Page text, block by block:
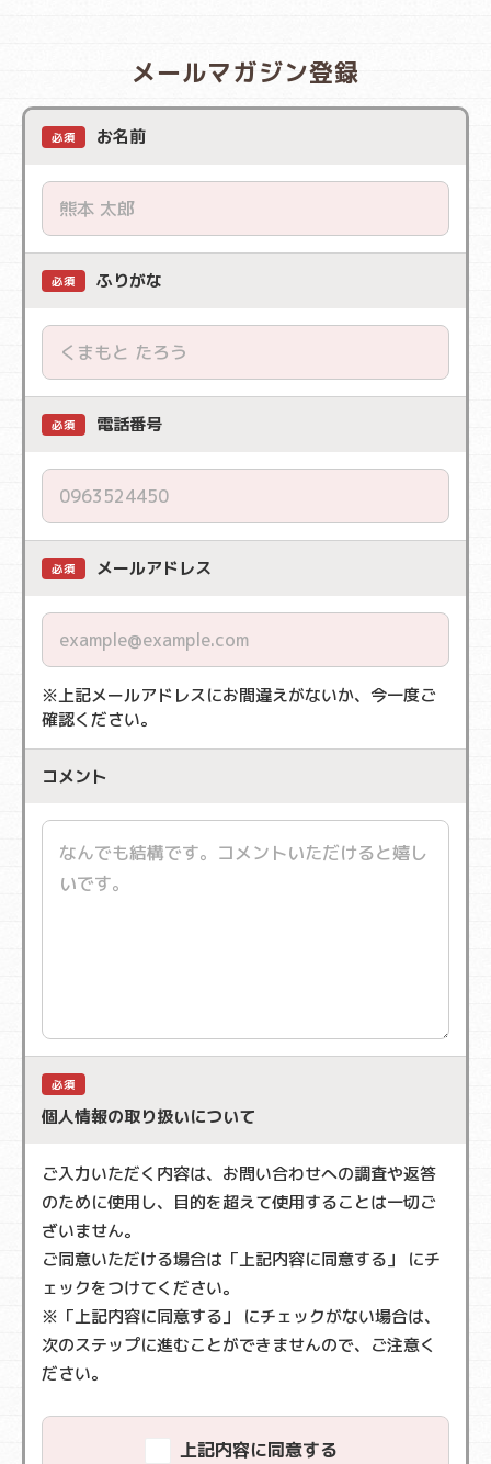
メールマガジン登録
お名前
必須
ふりがな
必須
電話番号
必須
メールアドレス
必須
※上記メールアドレスにお間違えがないか、今一度ご
確認ください。
コメント
個人情報の取り扱いについて
必須
ご入力いただく内容は、お問い合わせへの調査や返答
のために使用し、目的を超えて使用することは一切ご
ざいません。
ご同意いただける場合は「上記内容に同意する」 にチ
ェックをつけてください。
※「上記内容に同意する」 にチェックがない場合は、
次のステップに進むことができませんので、ご注意く
ださい。
上記内容に同意する